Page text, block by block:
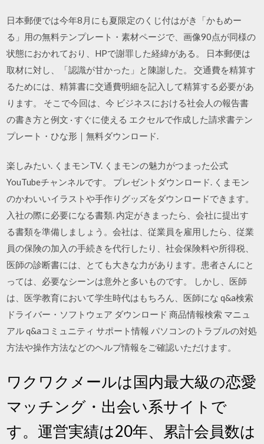
日本郵便では今年8月にも夏限定のくじ付はがき「かもめー
る」用の無料テンプレート・素材ページで、画像90点が同様の
状態におかれており、HPで謝罪した経緯がある。 日本郵便は
取材に対し、「認識が甘かった」と陳謝した。 交通費を精算す
るためには、精算書に交通費明細を記入して精算する必要があ
ります。 そこで今回は、今 ビジネスにおける社会人の報告書
の書き方と例文 · すぐに使える エクセルで作成した請求書テン
プレート・ひな形｜無料ダウンロード.
楽しみたい. くまモンTV. くまモンの魅力がつまった公式
YouTubeチャンネルです。 プレゼントダウンロード. くまモン
のかわいいイラストや手作りグッズをダウンロードできます。
入社の際に必要になる書類. 内定がきまったら、会社に提出す
る書類を準備しましょう。会社は、従業員を雇用したら、従業
員の保険の加入の手続きを代行したり、社会保険料や所得税、
医師の診断書には、とても大きな力があります。患者さんにと
っては、必要なシーンは意外と多いものです。 しかし、医師
は、医学教育において学生時代はもちろん、医師にな q&a検索
ドライバー・ソフトウェア ダウンロード 商品情報検索 マニュ
アル q&aコミュニティ サポート情報 パソコンのトラブルの対処
方法や操作方法などのヘルプ情報をご確認いただけます。
ワクワクメールは国内最大級の恋愛
マッチング・出会い系サイトで
す。運営実績は20年、累計会員数は